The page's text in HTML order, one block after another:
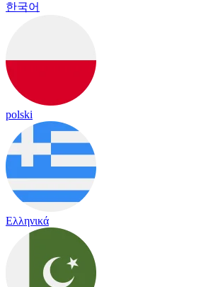
한국어
polski
Ελληνικά